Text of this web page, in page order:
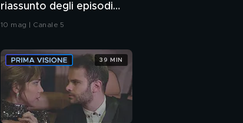
riassunto degli episodi
107-116
10 mag | Canale 5
39 MIN